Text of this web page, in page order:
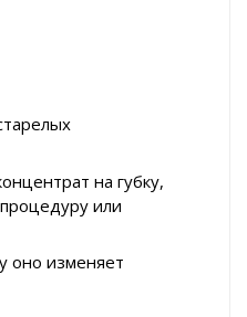
на губку,
или
оно изменяет